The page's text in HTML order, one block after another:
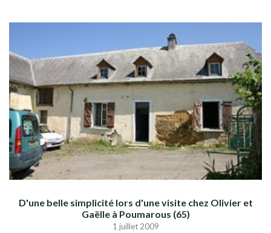
D'une belle simplicité lors d'une visite chez Olivier et
Gaëlle à Poumarous (65)
1 juillet 2009